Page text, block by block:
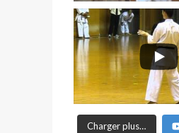
Charger plus…